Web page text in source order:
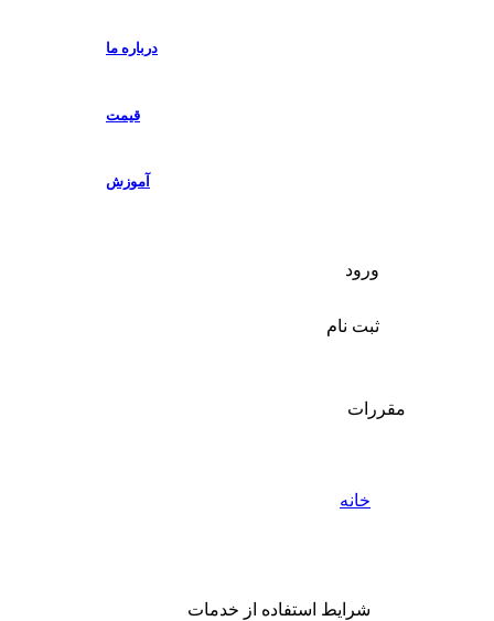
درباره ما
قیمت
آموزش
ورود
ثبت نام
مقررات
خانه
شرایط استفاده از خدمات